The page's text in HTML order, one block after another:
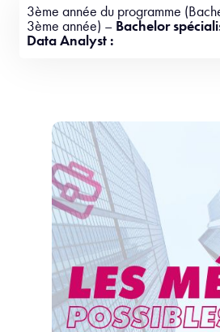
3ème année du programme
3ème année) – Bachelor
Data Analyst :